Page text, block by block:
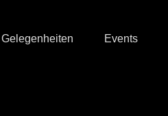
Gelegenheiten Events